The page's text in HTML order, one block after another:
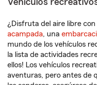
Vehículos
¿Disfruta del aire libre con
acampada, una
mundo de los vehículos
la lista de actividades
ellos! Los vehículos
aventuras, pero antes de